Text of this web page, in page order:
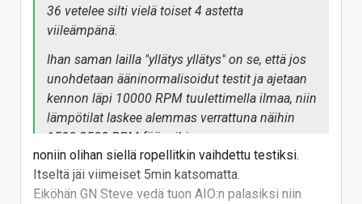
Lian Li GA II Lite 360 on 1,5 kertaa halvempi, PWM
rajoitettuna senkin föönit saa hiljaiseksi...
Vastaa
36 vetelee silti vielä toiset 4 astetta
viileämpänä.
Ihan saman lailla "yllätys yllätys" on se, että jos
unohdetaan ääninormalisoidut testit ja ajetaan
kennon läpi 10000 RPM tuulettimella ilmaa, niin
lämpötilat laskee alemmas verrattuna näihin
1500-2500 RPM fööneihin.
------------
On kyllä taas käsittämätön aivopieru julkaista
noniin olihan siellä ropellitkin vaihdettu testiksi.
Itseltä jäi viimeiset 5min katsomatta.
Eiköhän GN Steve vedä tuon AIO:n palasiksi niin